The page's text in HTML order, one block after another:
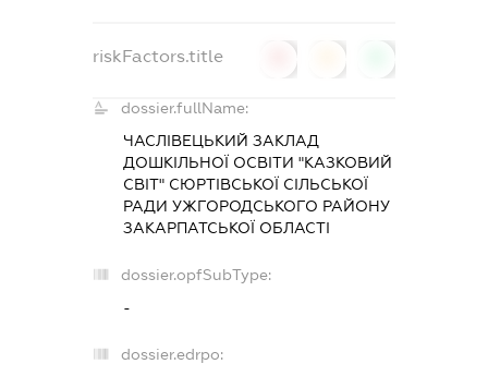
riskFactors.title
dossier.fullName:
ЧАСЛІВЕЦЬКИЙ ЗАКЛАД
ДОШКІЛЬНОЇ ОСВІТИ "КАЗКОВИЙ
СВІТ" СЮРТІВСЬКОЇ СІЛЬСЬКОЇ
РАДИ УЖГОРОДСЬКОГО РАЙОНУ
ЗАКАРПАТСЬКОЇ ОБЛАСТІ
dossier.opfSubType:
-
dossier.edrpo: